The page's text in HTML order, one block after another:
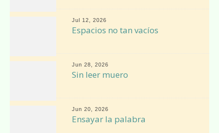
Jul 12, 2026
Espacios no tan vacíos
Jun 28, 2026
Sin leer muero
Jun 20, 2026
Ensayar la palabra